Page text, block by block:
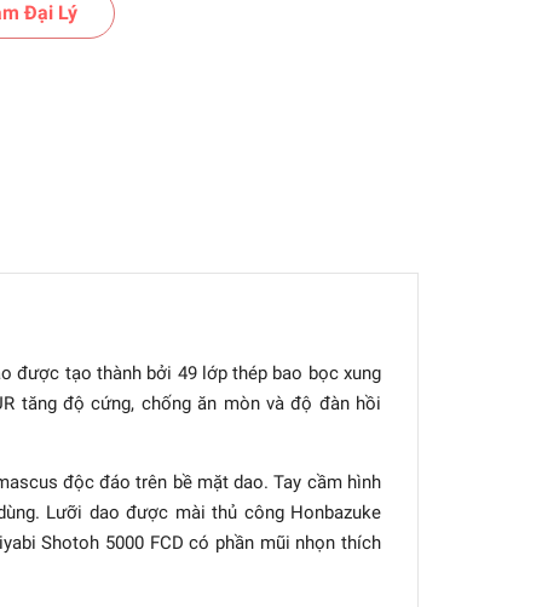
Đại Lý
được tạo thành bởi 49 lớp thép bao bọc xung
tăng độ cứng, chống ăn mòn và độ đàn hồi
độc đáo trên bề mặt dao. Tay cầm hình
Lưỡi dao được mài thủ công Honbazuke
Shotoh 5000 FCD có phần mũi nhọn thích